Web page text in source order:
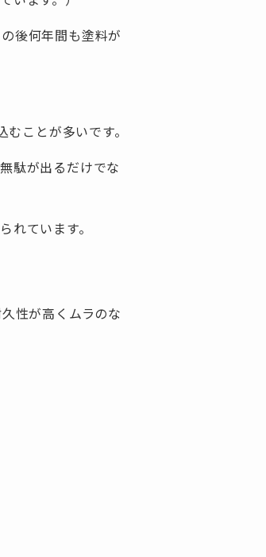
後何年間も塗料が
ことが多いです。
駄が出るだけでな
ています。
性が高くムラのな